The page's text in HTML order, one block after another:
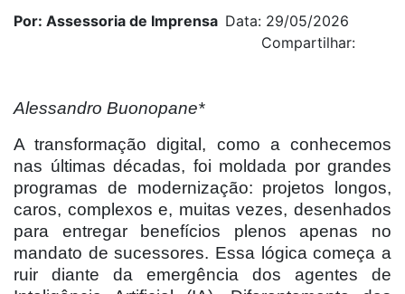
Por: Assessoria de Imprensa Data: 29/05/2026
Compartilhar:
Alessandro Buonopane*
A transformação digital, como a conhecemos
nas últimas décadas, foi moldada por grandes
programas de modernização: projetos longos,
caros, complexos e, muitas vezes, desenhados
para entregar benefícios plenos apenas no
mandato de sucessores. Essa lógica começa a
ruir diante da emergência dos agentes de